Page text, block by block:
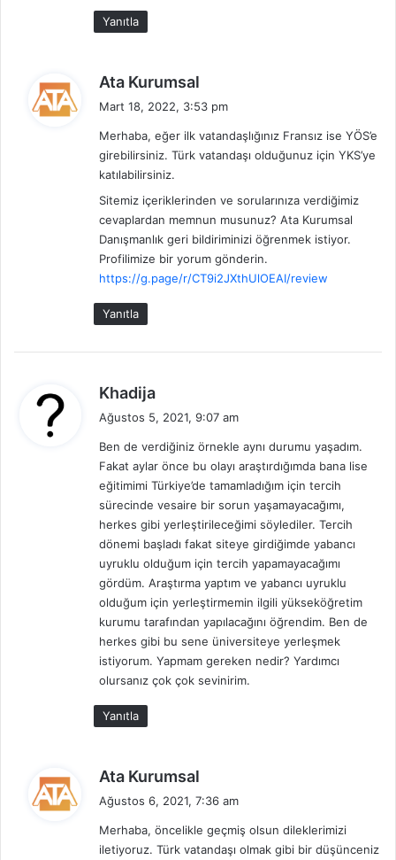
:
Yanıtla
Ata Kurumsal
e
i
k
:
Mart 18, 2022, 3:53 pm
Merhaba, eğer ilk vatandaşlığınız Fransız ise YÖS’e
girebilirsiniz. Türk vatandaşı olduğunuz için YKS’ye
katılabilirsiniz.
Sitemiz içeriklerinden ve sorularınıza verdiğimiz
cevaplardan memnun musunuz? Ata Kurumsal
Danışmanlık geri bildiriminizi öğrenmek istiyor.
Profilimize bir yorum gönderin.
https://g.page/r/CT9i2JXthUlOEAI/review
Yanıtla
Khadija
i
k
:
Ağustos 5, 2021, 9:07 am
Ben de verdiğiniz örnekle aynı durumu yaşadım.
Fakat aylar önce bu olayı araştırdığımda bana lise
eğitimimi Türkiye’de tamamladığım için tercih
sürecinde vesaire bir sorun yaşamayacağımı,
herkes gibi yerleştirileceğimi söylediler. Tercih
dönemi başladı fakat siteye girdiğimde yabancı
uyruklu olduğum için tercih yapamayacağımı
gördüm. Araştırma yaptım ve yabancı uyruklu
olduğum için yerleştirmemin ilgili yükseköğretim
kurumu tarafından yapılacağını öğrendim. Ben de
herkes gibi bu sene üniversiteye yerleşmek
istiyorum. Yapmam gereken nedir? Yardımcı
olursanız çok çok sevinirim.
Yanıtla
Ata Kurumsal
e
i
k
Ağustos 6, 2021, 7:36 am
Merhaba, öncelikle geçmiş olsun dileklerimizi
iletiyoruz. Türk vatandaşı olmak gibi bir düşünceniz